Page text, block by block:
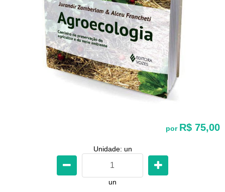
por R$ 75,00
Unidade: un
un